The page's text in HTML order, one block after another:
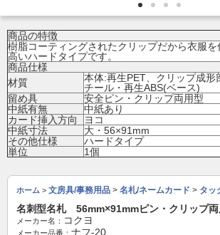
商品の特徴
樹脂コーティングされたクリップだから衣服
高いハードタイプです。
商品仕様
材質
本体:再生PET、クリップ成形
チール・再生ABS(ベース)
留め具
安全ピン・クリップ両用型
中紙有無
中紙あり
カード挿入方向
ヨコ
中紙寸法
大・56×91mm
その他仕様
ハードタイプ
単位
1個
ホーム > 文房具/事務用品 > 名札/ネームカード > タッ
名刺型名札 56mm×91mmピン・クリップ
メーカー名： コクヨ
メーカー品番： ナフ-20